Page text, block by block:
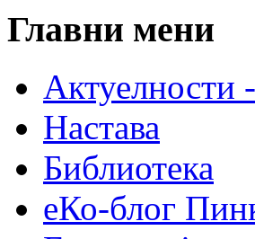
Главни мени
Актуелности
Настава
Библиотека
еКо-блог